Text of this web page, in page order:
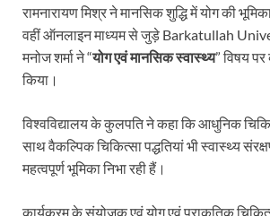
रामनारायण मिश्र ने मानसिक शुद्धि में योग की
वहीं ऑनलाइन माध्यम से जुड़े Barkatullah
मनोज शर्मा ने “योग एवं मानसिक स्वास्थ्य” विषय
किया।
विश्वविद्यालय के कुलपति ने कहा कि आधुनिक
साथ वैकल्पिक चिकित्सा पद्धतियां भी स्वास्थ्य
महत्वपूर्ण भूमिका निभा रही हैं।
कार्यक्रम के संयोजक एवं योग एवं प्राकृतिक